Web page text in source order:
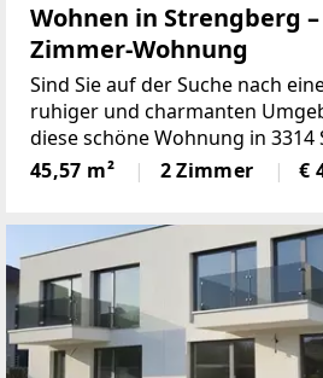
Wohnen in Strengberg
Zimmer-Wohnung
Sind Sie auf der Suche nach
ruhiger und charmanten
diese schöne Wohnung in
Niederösterreich genau das
bietet alles, was Sie für ein
45,57 m² 2 Zimmer €